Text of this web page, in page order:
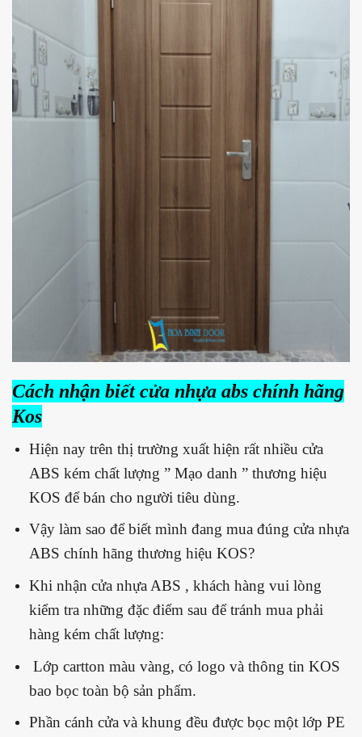
Cách nhận biết cửa nhựa abs chính hãng
Kos
Hiện nay trên thị trường xuất hiện rất nhiều cửa
ABS kém chất lượng ” Mạo danh ” thương hiệu
KOS để bán cho người tiêu dùng.
Vậy làm sao để biết mình đang mua đúng cửa nhựa
ABS chính hãng thương hiệu KOS?
Khi nhận cửa nhựa ABS , khách hàng vui lòng
kiểm tra những đặc điểm sau để tránh mua phải
hàng kém chất lượng:
Lớp cartton màu vàng, có logo và thông tin KOS
bao bọc toàn bộ sản phẩm.
Phần cánh cửa và khung đều được bọc một lớp PE